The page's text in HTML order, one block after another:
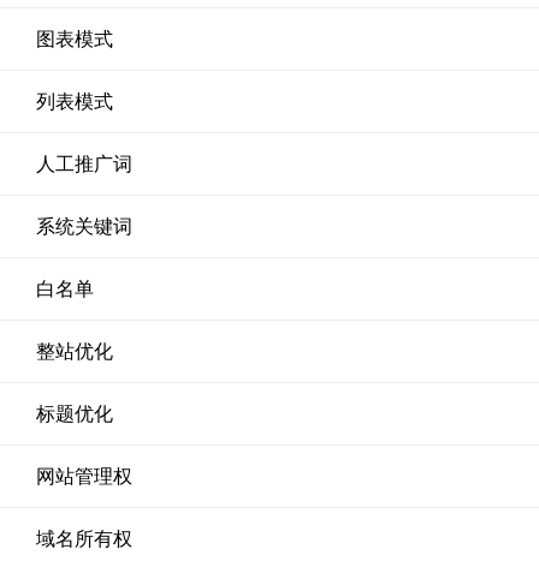
图表模式
列表模式
人工推广词
系统关键词
白名单
整站优化
标题优化
网站管理权
域名所有权